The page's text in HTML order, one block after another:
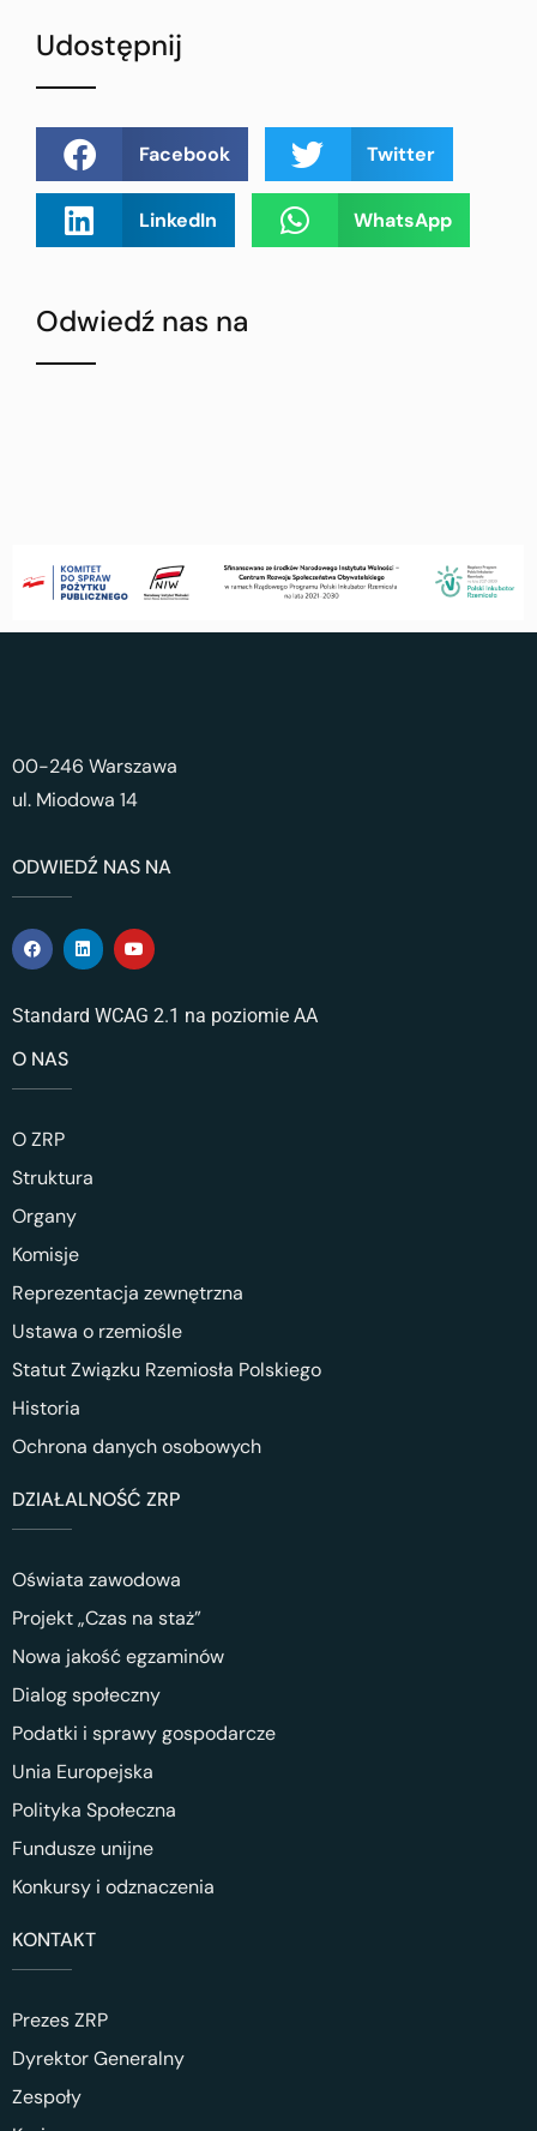
Udostępnij
Facebook Twitter
LinkedIn WhatsApp
Odwiedź nas na
00-246 Warszawa
ul. Miodowa 14
ODWIEDŹ NAS NA
Standard WCAG 2.1 na poziomie AA
O NAS
O ZRP
Struktura
Organy
Komisje
Reprezentacja zewnętrzna
Ustawa o rzemiośle
Statut Związku Rzemiosła Polskiego
Historia
Ochrona danych osobowych
DZIAŁALNOŚĆ ZRP
Oświata zawodowa
Projekt „Czas na staż”
Nowa jakość egzaminów
Dialog społeczny
Podatki i sprawy gospodarcze
Unia Europejska
Polityka Społeczna
Fundusze unijne
Konkursy i odznaczenia
KONTAKT
Prezes ZRP
Dyrektor Generalny
Zespoły